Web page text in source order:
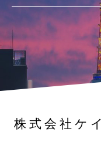
株式会社ケ